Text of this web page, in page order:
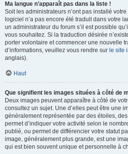
Ma langue n’apparaît pas dans la liste !
Soit les administrateurs n’ont pas installé
logiciel n’a pas encore été traduit dans votre
un administrateur du forum s’il est possible
vous souhaitez. Si la traduction désirée
porter volontaire et commencer une nouvelle
d’informations, veuillez vous rendre sur le site
anglais).
Haut
Que signifient les images situées à côté de
Deux images peuvent apparaître à côté de
consultez un sujet. Une d’elles peut être une
généralement représentée par des étoiles,
permet d’indiquer votre activité selon le
publié, ou permet de différencier votre statut
image, généralement plus grande, est une
qui est bien souvent unique et personnelle à